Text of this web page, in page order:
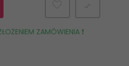
ZAMÓWIENIA ❗️